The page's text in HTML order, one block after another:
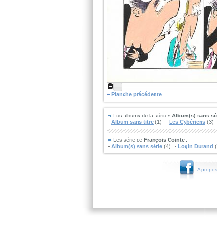
Planche précédente
Les albums de la série « Album(s) sans
Album sans titre (1) Les Cybériens (3)
Les série de François Cointe :
Album(s) sans série (4) Login Durand
A